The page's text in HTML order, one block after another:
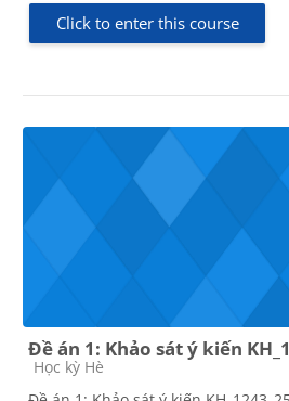
Click to enter this course
Đề án 1: Khảo sát ý kiến
Course category
Học kỳ Hè